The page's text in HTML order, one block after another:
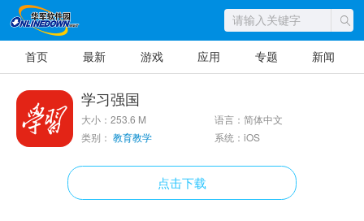
首页 最新 游戏 应用 专题 新闻
学习强国
大小：253.6 M
语言：简体中文
类别： 教育教学 系统：iOS
点击下载